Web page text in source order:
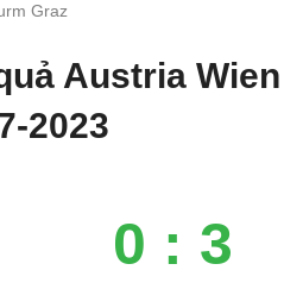
Graz
Austria
2023
0 : 3